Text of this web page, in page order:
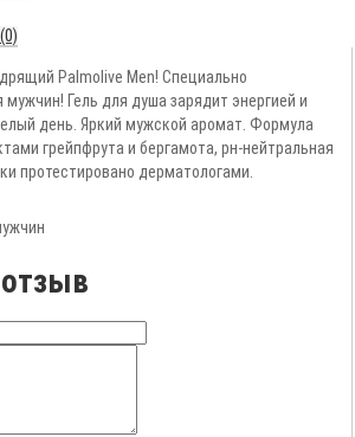
Palmolive Men! Специально
Гель для душа зарядит энергией и
день. Яркий мужской аромат. Формула
грейпфрута и бергамота, рн-нейтральная
протестировано дерматологами.